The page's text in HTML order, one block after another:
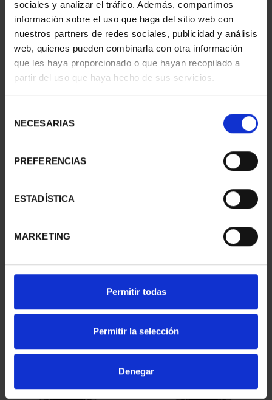
sociales y analizar el tráfico. Además, compartimos
información sobre el uso que haga del sitio web con
nuestros partners de redes sociales, publicidad y análisis
web, quienes pueden combinarla con otra información
que les haya proporcionado o que hayan recopilado a
partir del uso que haya hecho de sus servicios.
NECESARIAS
PREFERENCIAS
ESTADÍSTICA
MARKETING
Permitir todas
Permitir la selección
Denegar
73,00 € 73,00 €
CAPITALES ESPAÑOLAS
73,00 €
CAPITALES ESPAÑOLAS